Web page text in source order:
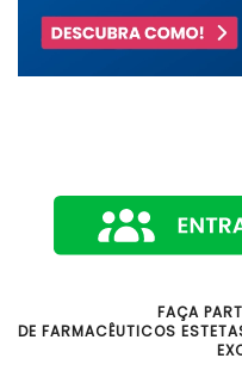
FAÇA
DE FARMACÊUTICOS